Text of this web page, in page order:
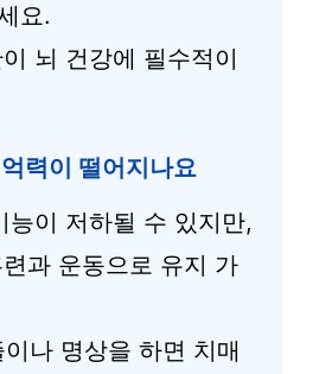
요.
뇌 건강에 필수적이
력이 떨어지나요
능이 저하될 수 있지만,
과 운동으로 유지 가
나 명상을 하면 치매